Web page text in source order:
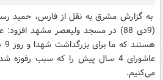
به گزارش مشرق به نقل از فارس، حمید
(9دی 88) در مسجد ولیعصر مشهد
عاشورای 4 سال پیش را که سبب
می‌کنیم.